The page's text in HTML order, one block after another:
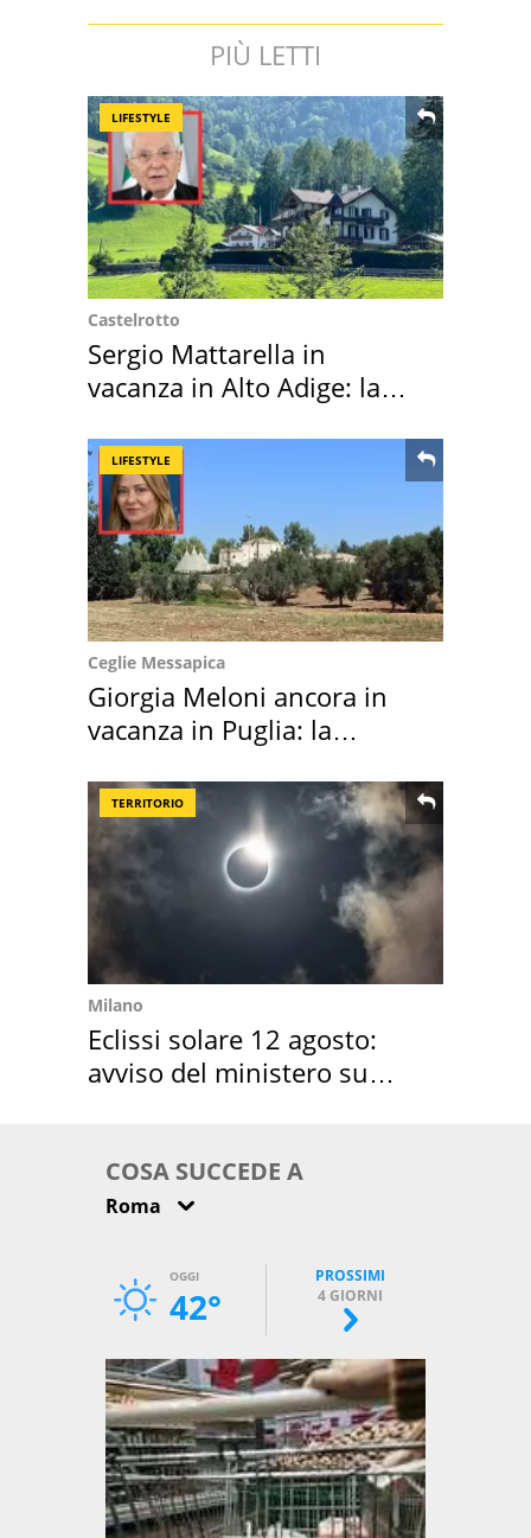
PIÙ LETTI
LIFESTYLE
Castelrotto
Sergio Mattarella in
vacanza in Alto Adige: la
LIFESTYLE
Ceglie Messapica
Giorgia Meloni ancora in
vacanza in Puglia: la
TERRITORIO
Milano
Eclissi solare 12 agosto:
avviso del ministero su